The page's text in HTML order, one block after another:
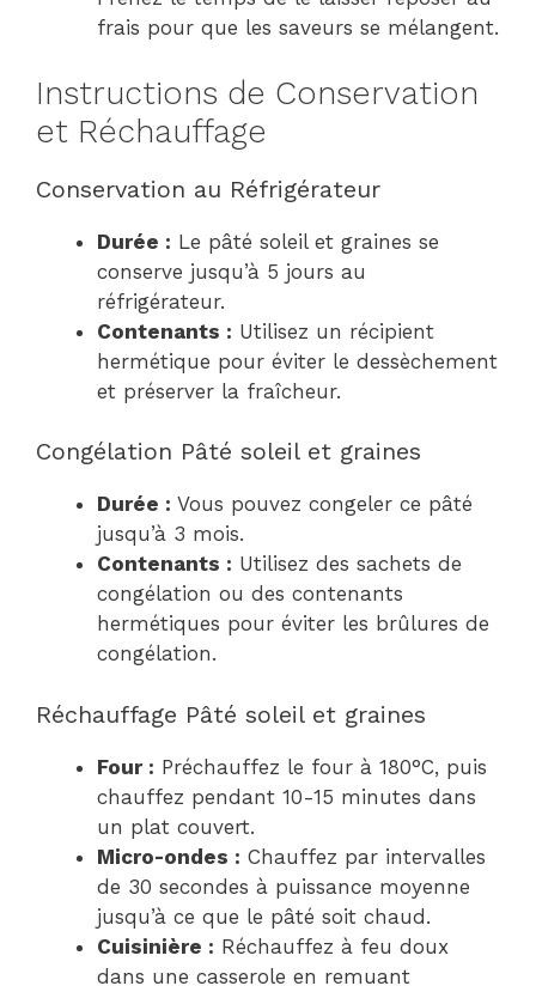
frais pour que les saveurs se mélangent.
Instructions de Conservation
et Réchauffage
Conservation au Réfrigérateur
Durée : Le pâté soleil et graines se
conserve jusqu’à 5 jours au
réfrigérateur.
Contenants : Utilisez un récipient
hermétique pour éviter le dessèchement
et préserver la fraîcheur.
Congélation Pâté soleil et graines
Durée : Vous pouvez congeler ce pâté
jusqu’à 3 mois.
Contenants : Utilisez des sachets de
congélation ou des contenants
hermétiques pour éviter les brûlures de
congélation.
Réchauffage Pâté soleil et graines
Four : Préchauffez le four à 180°C, puis
chauffez pendant 10-15 minutes dans
un plat couvert.
Micro-ondes : Chauffez par intervalles
de 30 secondes à puissance moyenne
jusqu’à ce que le pâté soit chaud.
Cuisinière : Réchauffez à feu doux
dans une casserole en remuant